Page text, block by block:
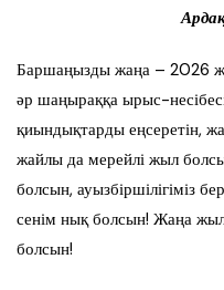
Баршаңызды жаңа – 2026
әр шаңыраққа ырыс-
қиындықтарды еңсеретін,
жайлы да мерейлі жыл
болсын, ауызбіршілігіміз
сенім нық болсын! Жаңа
болсын!